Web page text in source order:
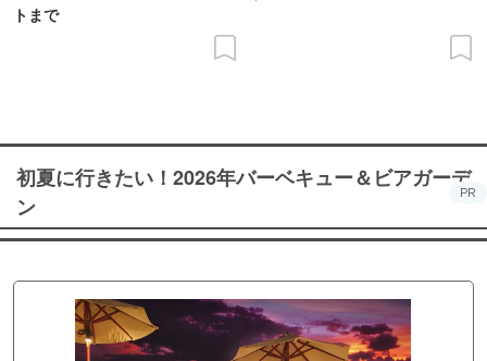
トまで
初夏に行きたい！2026年バーベキュー＆ビアガーデ
ン
PR